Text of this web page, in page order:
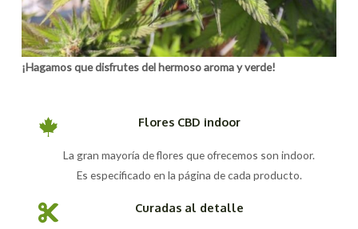
¡Hagamos que disfrutes del hermoso aroma y verde!
Flores CBD indoor
La gran mayoría de flores que ofrecemos son indoor.
Es especificado en la página de cada producto.
Curadas al detalle